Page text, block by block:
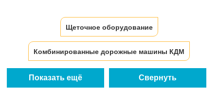
Щеточное оборудование
Комбинированные дорожные машины КДМ
Отвалы на автомобили Отвалы на тракторы
Показать ещё Свернуть